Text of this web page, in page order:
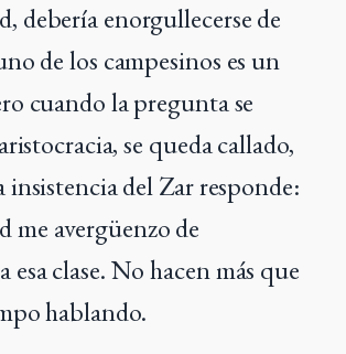
debería enorgullecerse de
de los campesinos es un
cuando la pregunta se
se queda callado,
insistencia del Zar responde:
me avergüenzo de
esa clase. No hacen más que
hablando.